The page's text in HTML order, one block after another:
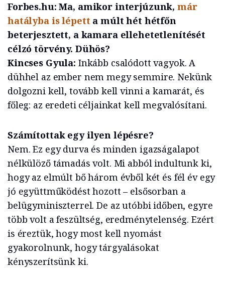
Forbes.hu: Ma, amikor interjúzunk, már
hatályba is lépett a múlt hét hétfőn
beterjesztett, a kamara ellehetetlenítését
célzó törvény. Dühös?
Kincses Gyula: Inkább csalódott vagyok. A
dühhel az ember nem megy semmire. Nekünk
dolgozni kell, tovább kell vinni a kamarát, és
főleg: az eredeti céljainkat kell megvalósítani.
Számítottak egy ilyen lépésre?
Nem. Ez egy durva és minden igazságalapot
nélkülöző támadás volt. Mi abból indultunk ki,
hogy az elmúlt bő három évből két és fél év egy
jó együttműködést hozott – elsősorban a
belügyminiszterrel. De az utóbbi időben, egyre
több volt a feszültség, eredménytelenség. Ezért
is éreztük, hogy most kell nyomást
gyakorolnunk, hogy tárgyalásokat
kényszerítsünk ki.